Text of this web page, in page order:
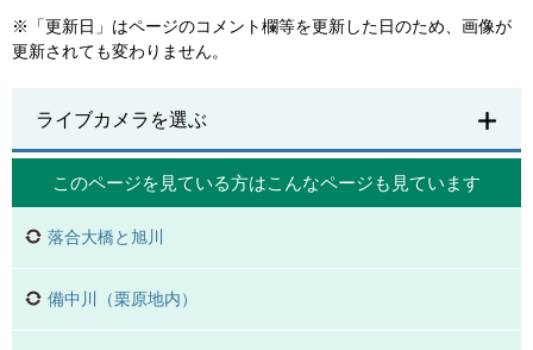
※「更新日」はページのコメント欄等を更新した日のため、画像が
更新されても変わりません。
ライブカメラを選ぶ
このページを見ている方はこんなページも見ています
落合大橋と旭川
備中川（栗原地内）